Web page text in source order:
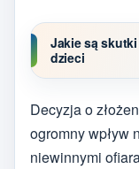
Jakie są
dzieci
Decyzja o
ogromny wpływ
niewinnymi